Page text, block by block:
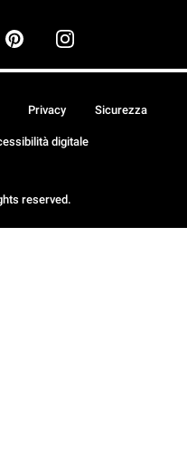
reserved.
Privacy Sicurezza
digitale